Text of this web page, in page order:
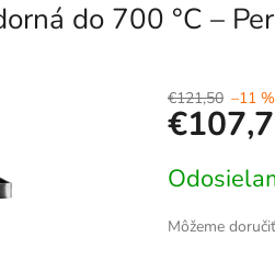
do 700 °C –
€121,50 –11 %
cena:
Môžeme